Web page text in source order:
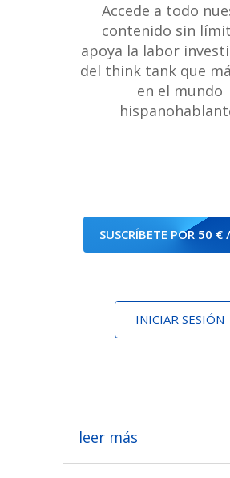
Accede a todo
contenido sin
apoya la labor
del think tank que
en el mundo
SUSCRÍBETE POR 50 €
INICIAR SESIÓN
leer más